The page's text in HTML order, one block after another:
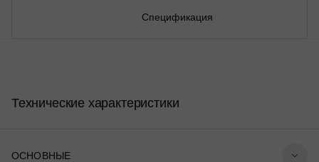
Спецификация
Технические характеристики
ОСНОВНЫЕ